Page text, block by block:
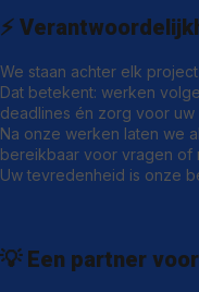
⚡
We staan achter elk
Dat betekent: werken
deadlines én zorg voor uw
Na onze werken laten we
bereikbaar voor vragen of
Uw tevredenheid is onze
💡Een partner